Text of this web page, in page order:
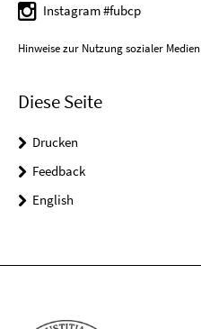
Instagram #fubcp
Hinweise zur Nutzung sozialer Medien
Diese Seite
Drucken
Feedback
English